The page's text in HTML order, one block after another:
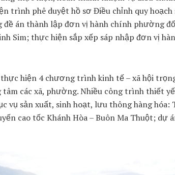
trình phê duyệt hồ sơ Điều chỉnh quy hoạch
án thành lập đơn vị hành chính phường
Sim; thực hiện sắp xếp sáp nhập đơn vị
hiện 4 chương trình kinh tế – xã hội
các xã, phường. Nhiều công trình thiết
vụ sản xuất, sinh hoạt, lưu thông hàng hóa:
cao tốc Khánh Hòa – Buôn Ma Thuột; dự